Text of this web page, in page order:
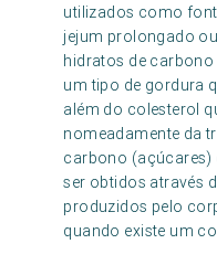
utilizados como
jejum prolongado
hidratos de
um tipo de gordura
além do colesterol
nomeadamente da
carbono (açúcares)
ser obtidos através
produzidos pelo
quando existe um